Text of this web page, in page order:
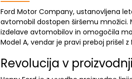
Ford Motor Company, ustanovljena
avtomobil dostopen širšemu množici.
izdelave avtomobilov in omogočila
Model A, vendar je pravi preboj prišel
Revolucija v proizvodnji